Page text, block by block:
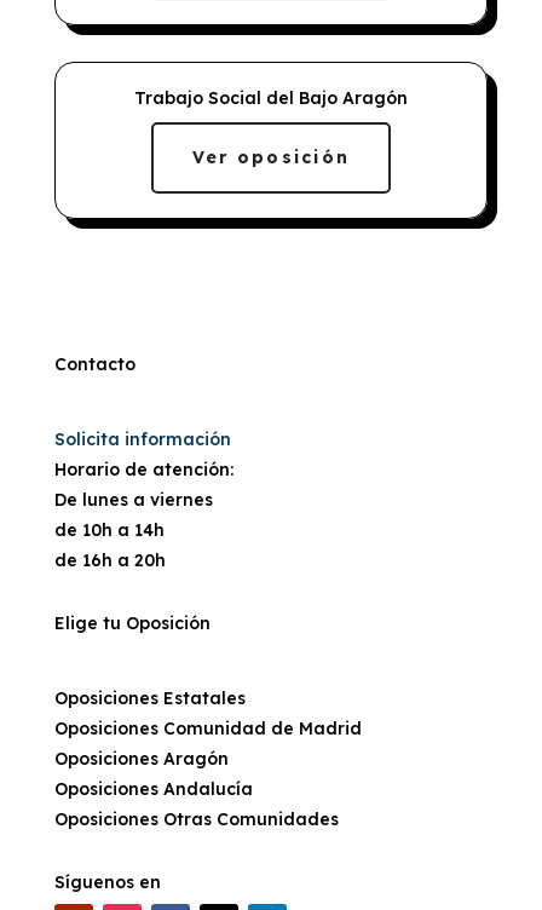
Trabajo Social del Bajo Aragón
Ver oposición
Contacto
Solicita información
Horario de atención:
De lunes a viernes
de 10h a 14h
de 16h a 20h
Elige tu Oposición
Oposiciones Estatales
Oposiciones Comunidad de Madrid
Oposiciones Aragón
Oposiciones Andalucía
Oposiciones Otras Comunidades
Síguenos en